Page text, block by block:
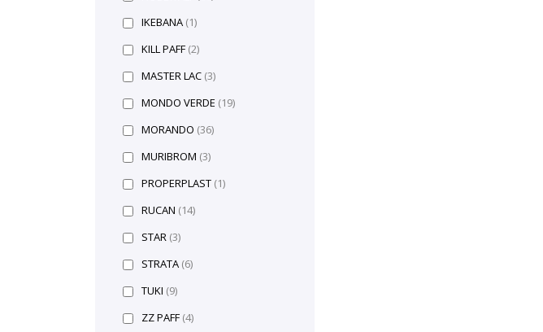
IKEBANA (1)
KILL PAFF (2)
MASTER LAC (3)
MONDO VERDE (19)
MORANDO (36)
MURIBROM (3)
PROPERPLAST (1)
RUCAN (14)
STAR (3)
STRATA (6)
TUKI (9)
ZZ PAFF (4)